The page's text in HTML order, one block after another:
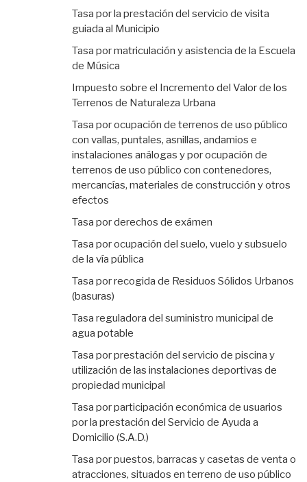
Tasa por la prestación del servicio de visita
guiada al Municipio
Tasa por matriculación y asistencia de la Escuela
de Música
Impuesto sobre el Incremento del Valor de los
Terrenos de Naturaleza Urbana
Tasa por ocupación de terrenos de uso público
con vallas, puntales, asnillas, andamios e
instalaciones análogas y por ocupación de
terrenos de uso público con contenedores,
mercancías, materiales de construcción y otros
efectos
Tasa por derechos de exámen
Tasa por ocupación del suelo, vuelo y subsuelo
de la vía pública
Tasa por recogida de Residuos Sólidos Urbanos
(basuras)
Tasa reguladora del suministro municipal de
agua potable
Tasa por prestación del servicio de piscina y
utilización de las instalaciones deportivas de
propiedad municipal
Tasa por participación económica de usuarios
por la prestación del Servicio de Ayuda a
Domicilio (S.A.D.)
Tasa por puestos, barracas y casetas de venta o
atracciones, situados en terreno de uso público